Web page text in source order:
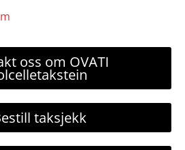
oss om OVATI
taksjekk